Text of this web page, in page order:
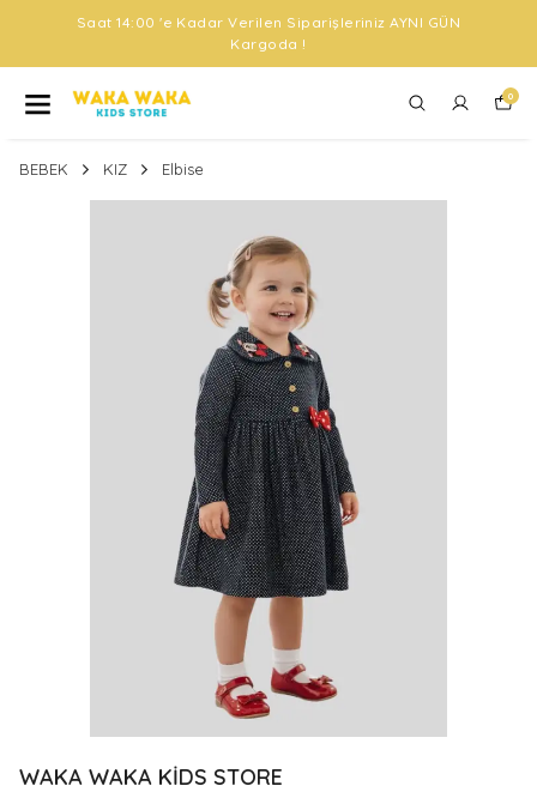
Saat 14:00 'e Kadar Verilen Siparişleriniz AYNI GÜN
Kargoda !
0
BEBEK KIZ Elbise
WAKA WAKA KİDS STORE